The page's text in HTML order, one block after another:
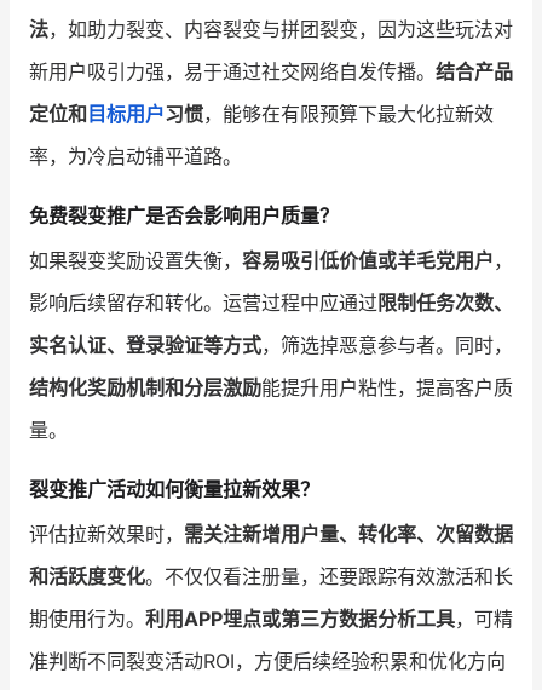
法，如助力裂变、内容裂变与拼团裂变，因为这些玩法对
新用户吸引力强，易于通过社交网络自发传播。 结合产品
定位和目标用户习惯，能够在有限预算下最大化拉新效
率，为冷启动铺平道路。
免费裂变推广是否会影响用户质量？
如果裂变奖励设置失衡， 容易吸引低价值或羊毛党用户，
影响后续留存和转化。运营过程中应通过 限制任务次数、
实名认证、登录验证等方式，筛选掉恶意参与者。同时，
结构化奖励机制和分层激励能提升用户粘性，提高客户质
量。
裂变推广活动如何衡量拉新效果？
评估拉新效果时， 需关注新增用户量、转化率、次留数据
和活跃度变化。不仅仅看注册量，还要跟踪有效激活和长
期使用行为。 利用APP埋点或第三方数据分析工具，可精
准判断不同裂变活动ROI，方便后续经验积累和优化方向